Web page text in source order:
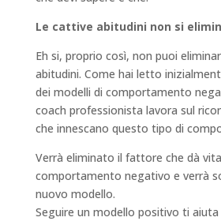
Le cattive abitudini non si
Eh si, proprio così, non puoi
abitudini. Come hai letto
dei modelli di comportamento
coach professionista lavora sul
che innescano questo tipo di
Verrà eliminato il fattore che dà
comportamento negativo e verrà
nuovo modello.
Seguire un modello positivo ti